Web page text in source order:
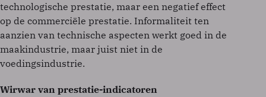
technologische prestatie, maar een negatief effect
op de commerciële prestatie. Informaliteit ten
aanzien van technische aspecten werkt goed in de
maakindustrie, maar juist niet in de
voedingsindustrie.
Wirwar van prestatie-indicatoren